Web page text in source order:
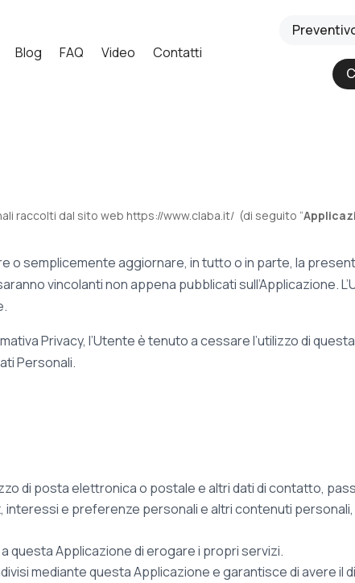
Blog FAQ Video Contatti
raccolti dal sito web https://www.claba.it/ (di seguito “
o semplicemente aggiornare, in tutto o in parte, la
vincolanti non appena pubblicati sull’Applicazione.
Privacy, l’Utente è tenuto a cessare l’utilizzo di questa
Personali.
di posta elettronica o postale e altri dati di contatto,
interessi e preferenze personali e altri contenuti
questa Applicazione di erogare i propri servizi.
mediante questa Applicazione e garantisce di avere il